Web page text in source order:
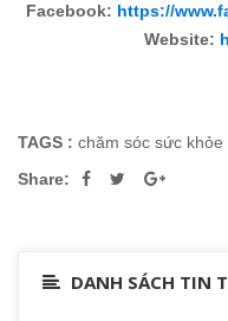
Facebook: https://
Website:
TAGS : chăm sóc sức khỏe
Share:
DANH SÁCH TIN